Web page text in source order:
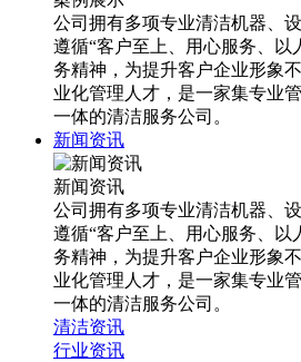
公司拥有多项专业清洁机器、
遵循“客户至上、用心服务、以
务精神，为提升客户企业形象
业化管理人才，是一家集专业
一体的清洁服务公司。
新闻资讯
新闻资讯
公司拥有多项专业清洁机器、
遵循“客户至上、用心服务、以
务精神，为提升客户企业形象
业化管理人才，是一家集专业
一体的清洁服务公司。
清洁资讯
行业资讯